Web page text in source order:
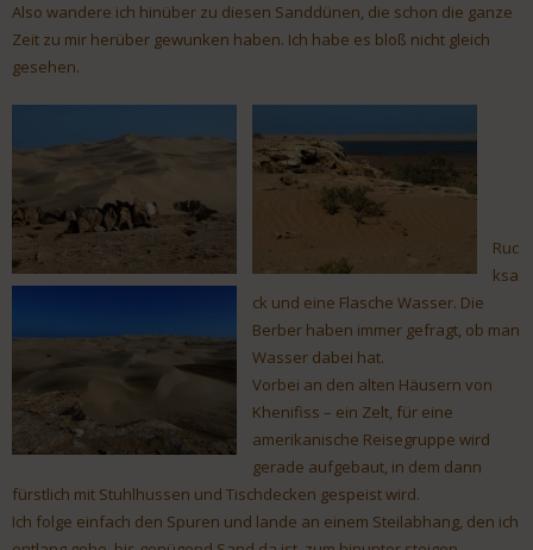
Also wandere ich hinüber zu diesen Sanddünen, die schon die ganze
Zeit zu mir herüber gewunken haben. Ich habe es bloß nicht gleich
gesehen.
Ruc
ksa
ck und eine Flasche Wasser. Die
Berber haben immer gefragt, ob man
Wasser dabei hat.
Vorbei an den alten Häusern von
Khenifiss – ein Zelt, für eine
amerikanische Reisegruppe wird
gerade aufgebaut, in dem dann
fürstlich mit Stuhlhussen und Tischdecken gespeist wird.
Ich folge einfach den Spuren und lande an einem Steilabhang, den ich